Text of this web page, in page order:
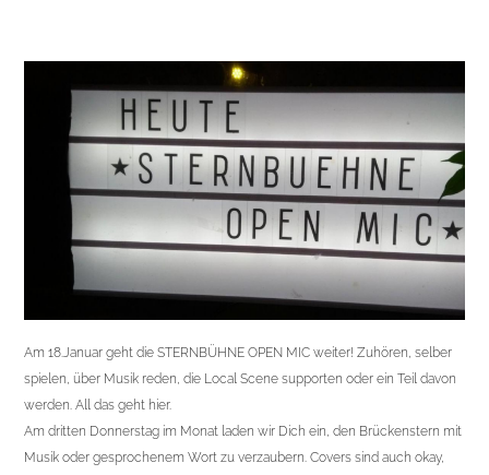
Am 18.Januar geht die STERNBÜHNE OPEN MIC weiter! Zuhören, selber
spielen, über Musik reden, die Local Scene supporten oder ein Teil davon
werden. All das geht hier.
Am dritten Donnerstag im Monat laden wir Dich ein, den Brückenstern mit
Musik oder gesprochenem Wort zu verzaubern. Covers sind auch okay,